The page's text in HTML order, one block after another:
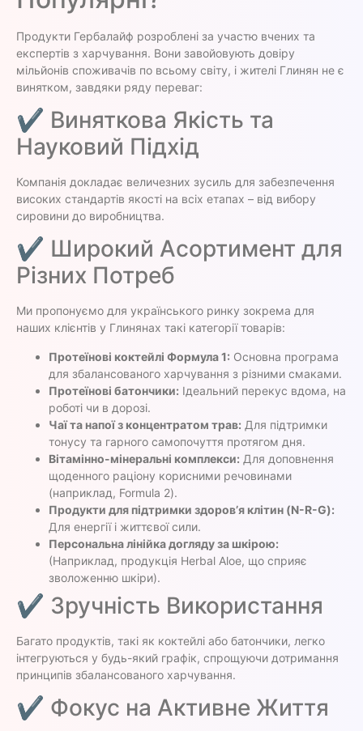
Продукти Гербалайф розроблені за участю вчених та
експертів з харчування. Вони завойовують довіру
мільйонів споживачів по всьому світу, і жителі Глинян не є
винятком, завдяки ряду переваг:
✔ Виняткова Якість та
Науковий Підхід
Компанія докладає величезних зусиль для забезпечення
високих стандартів якості на всіх етапах – від вибору
сировини до виробництва.
✔ Широкий Асортимент для
Різних Потреб
Ми пропонуємо для українського ринку зокрема для
наших клієнтів у Глинянах такі категорії товарів:
Протеїнові коктейлі Формула 1: Основна програма
для збалансованого харчування з різними смаками.
Протеїнові батончики: Ідеальний перекус вдома, на
роботі чи в дорозі.
Чаї та напої з концентратом трав: Для підтримки
тонусу та гарного самопочуття протягом дня.
Вітамінно-мінеральні комплекси: Для доповнення
щоденного раціону корисними речовинами
(наприклад, Formula 2).
Продукти для підтримки здоров’я клітин (N-R-G):
Для енергії і життєвої сили.
Персональна лінійка догляду за шкірою:
(Наприклад, продукція Herbal Aloe, що сприяє
зволоженню шкіри).
✔ Зручність Використання
Багато продуктів, такі як коктейлі або батончики, легко
інтегруються у будь-який графік, спрощуючи дотримання
принципів збалансованого харчування.
✔ Фокус на Активне Життя